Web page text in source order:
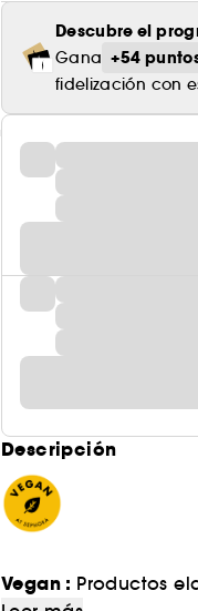
Descubre el
Gana +54
fidelización con
Descripción
Vegan : Productos